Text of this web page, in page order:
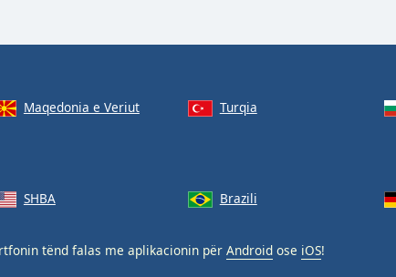
Maqedonia e Veriut Turqia
SHBA Brazili
tënd falas me aplikacionin për Android ose iOS!